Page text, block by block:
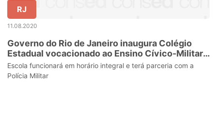
RJ
11.08.2020
Governo do Rio de Janeiro inaugura Colégio
Estadual vocacionado ao Ensino Cívico-Militar
em Miracema
Escola funcionará em horário integral e terá parceria com a
Polícia Militar